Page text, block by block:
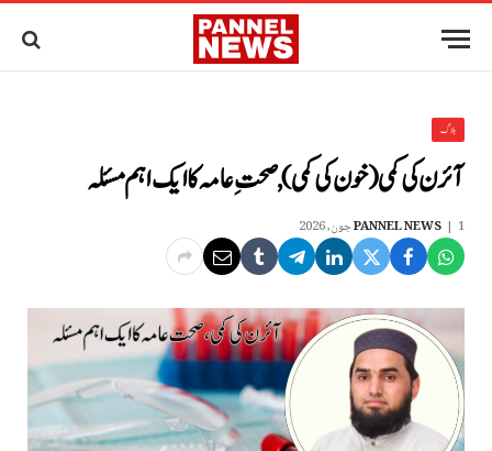
بلاگ
آئرن کی کمی (خون کی کمی), صحتِ عامہ کا ایک اہم مسئلہ
PANNEL NEWS 1 جون, 2026